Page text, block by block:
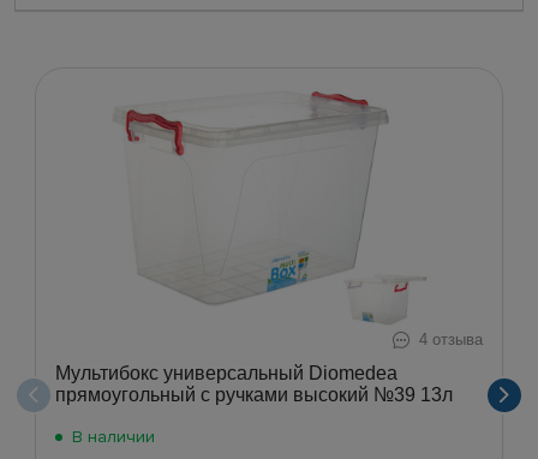
4 отзыва
Мультибокс универсальный Diomedea
прямоугольный с ручками высокий №39 13л
В наличии